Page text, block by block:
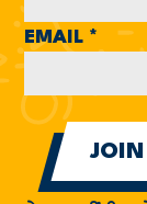
EMAIL *